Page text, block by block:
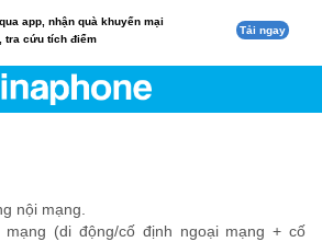
app, nhận quà khuyến mại
tra cứu tích điểm
Tải ngay
nội mạng.
(di động/cố định ngoại mạng + cố